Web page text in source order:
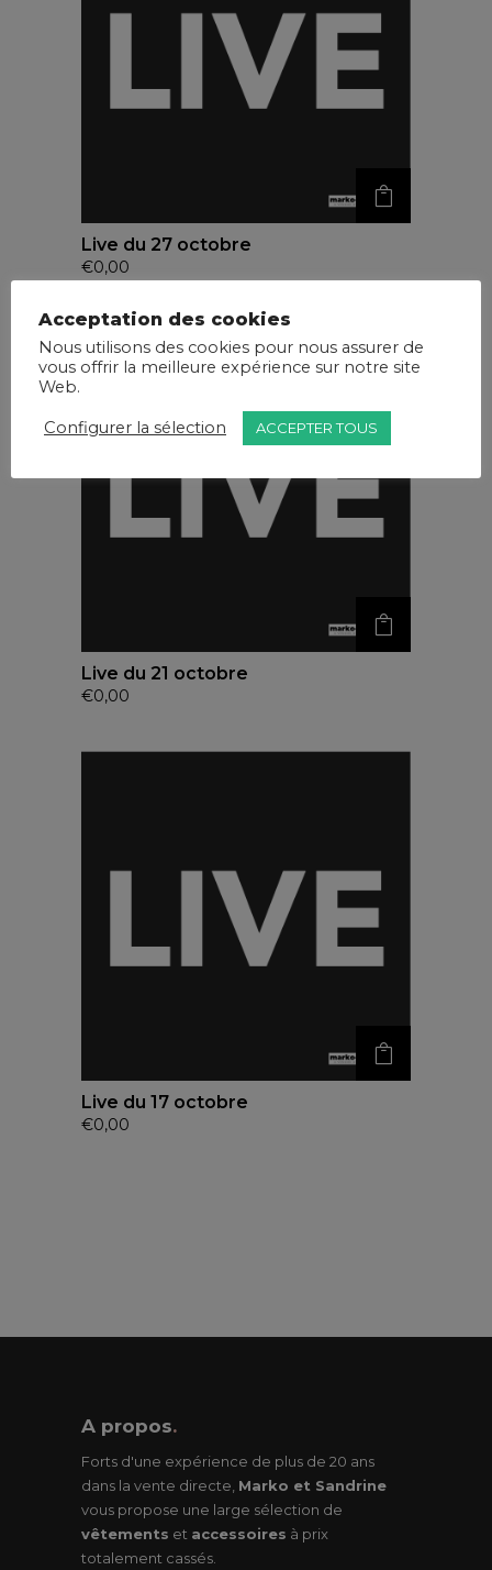
Live du 27 octobre
€0,00
Live du 21 octobre
€0,00
Live du 17 octobre
€0,00
A propos.
Forts d'une expérience de plus de 20 ans
dans la vente directe, Marko et Sandrine
vous propose une large sélection de
vêtements et accessoires à prix
totalement cassés.
Acceptation des cookies
Nous utilisons des cookies pour nous assurer de
vous offrir la meilleure expérience sur notre site
Web.
Configurer la sélection ACCEPTER TOUS